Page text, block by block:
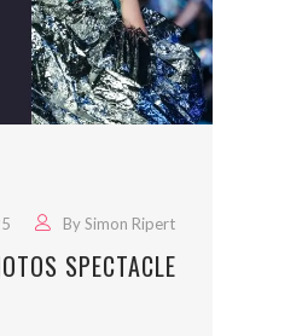
BySimon Ripert
SPECTACLE